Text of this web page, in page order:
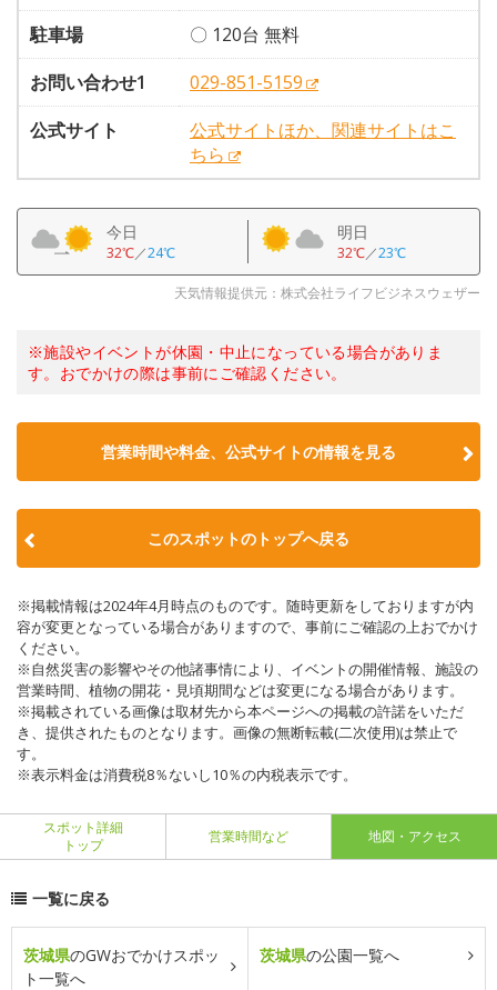
駐車場
〇 120台 無料
お問い合わせ1
029-851-5159
公式サイト
公式サイトほか、関連サイトはこ
ちら
今日
32℃／24℃
明日
32℃／23℃
天気情報提供元：株式会社ライフビジネスウェザー
※施設やイベントが休園・中止になっている場合がありま
す。おでかけの際は事前にご確認ください。
営業時間や料金、公式サイトの情報を見る
このスポットのトップへ戻る
※掲載情報は2024年4月時点のものです。随時更新をしておりますが内
容が変更となっている場合がありますので、事前にご確認の上おでかけ
ください。
※自然災害の影響やその他諸事情により、イベントの開催情報、施設の
営業時間、植物の開花・見頃期間などは変更になる場合があります。
※掲載されている画像は取材先から本ページへの掲載の許諾をいただ
き、提供されたものとなります。画像の無断転載(二次使用)は禁止で
す。
※表示料金は消費税8％ないし10％の内税表示です。
スポット詳細
トップ
営業時間など 地図・アクセス
一覧に戻る
茨城県のGWおでかけスポッ
ト一覧へ
茨城県の公園一覧へ